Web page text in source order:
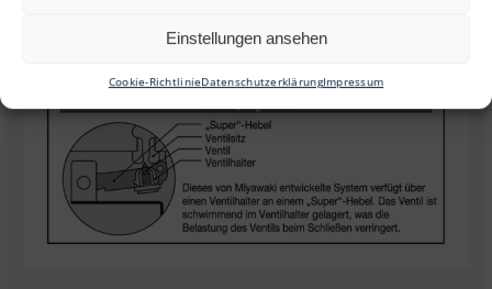
Einstellungen ansehen
Cookie-RichtlinieDatenschutzerklärungImpressum